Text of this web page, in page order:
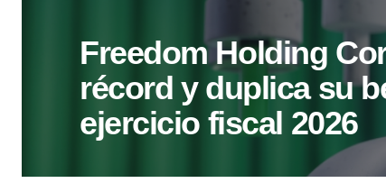
Freedom Holding
récord y duplica su
ejercicio fiscal 2026